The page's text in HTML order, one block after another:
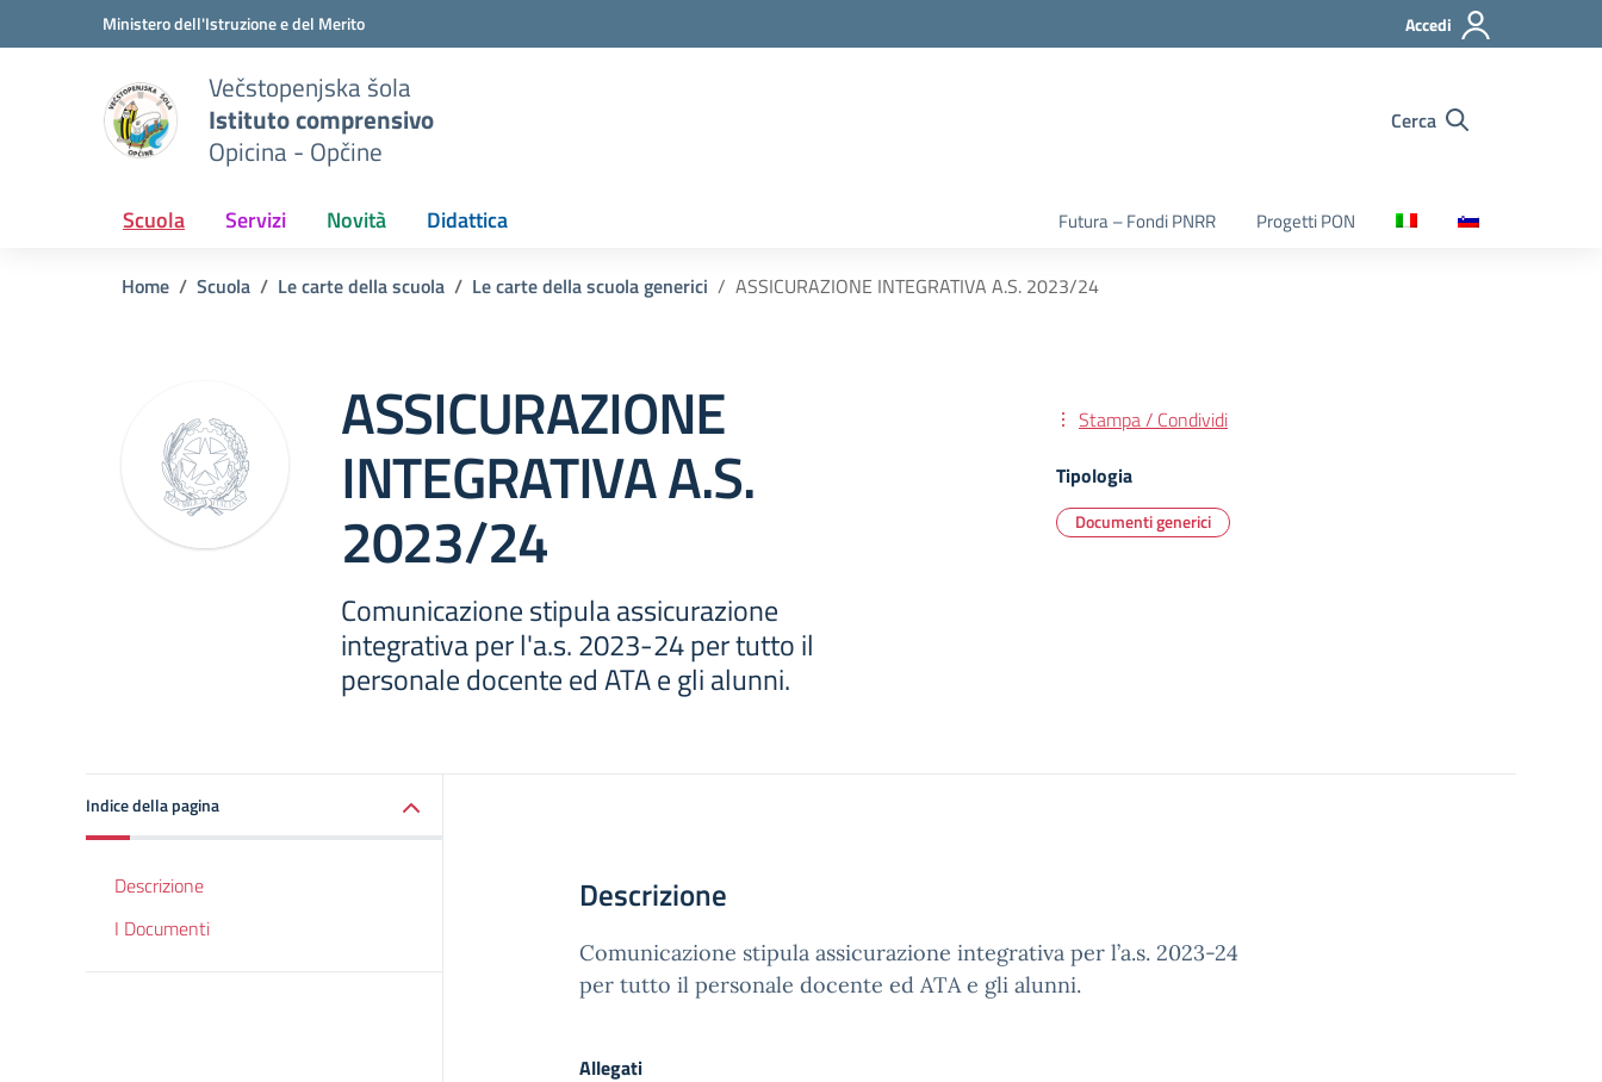
Vai ai contenuti
Vai al menu di navigazioneMinistero dell'Istruzione e del Merito Accedi
Večstopenjska šola
Istituto comprensivo
Opicina - Opčine
Cerca
Scuola Servizi Novità Didattica Futura – Fondi PNRR Progetti PON
Home Scuola Le carte della scuola Le carte della scuola generici ASSICURAZIONE INTEGRATIVA A.S. 2023/24
ASSICURAZIONE
INTEGRATIVA A.S.
2023/24
Comunicazione stipula assicurazione
integrativa per l'a.s. 2023-24 per tutto il
personale docente ed ATA e gli alunni.
Stampa / Condividi
Tipologia
Documenti generici
Indice della pagina
Descrizione
I Documenti
Descrizione
Comunicazione stipula assicurazione integrativa per l’a.s. 2023-24
per tutto il personale docente ed ATA e gli alunni.
Allegati